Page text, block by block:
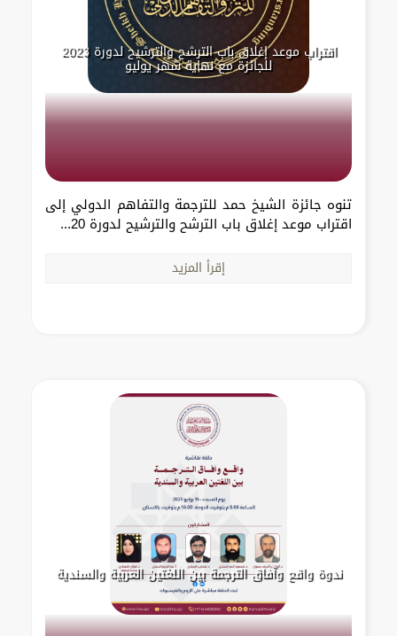
اقتراب موعد إغلاق باب الترشح والترشيح لدورة 2023
للجائزة مع نهاية شهر يوليو
تنوه جائزة الشيخ حمد للترجمة والتفاهم الدولي إلى
اقتراب موعد إغلاق باب الترشح والترشيح لدورة 20...
إقرأ المزيد
ندوة واقع وآفاق الترجمة بين اللغتين العربية والسندية